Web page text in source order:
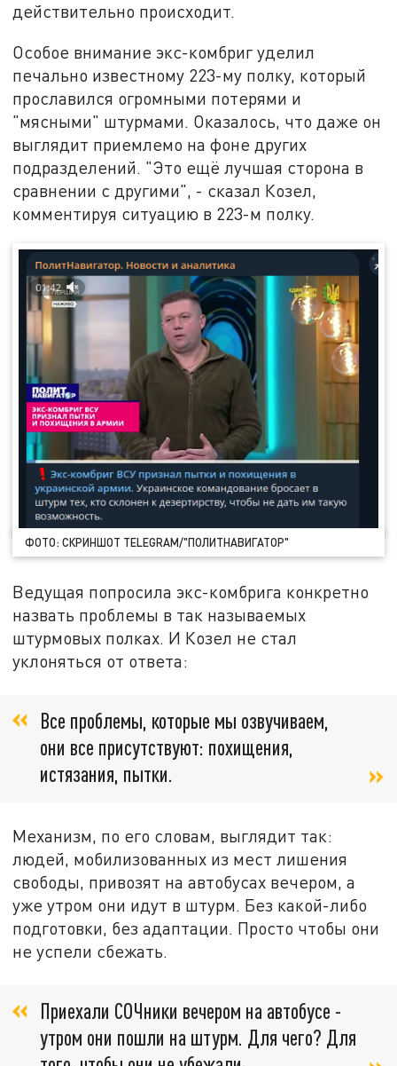
действительно происходит.
Особое внимание экс-комбриг уделил
печально известному 223-му полку, который
прославился огромными потерями и
"мясными" штурмами. Оказалось, что даже он
выглядит приемлемо на фоне других
подразделений. "Это ещё лучшая сторона в
сравнении с другими", - сказал Козел,
комментируя ситуацию в 223-м полку.
ФОТО: СКРИНШОТ TELEGRAM/"ПОЛИТНАВИГАТОР"
Ведущая попросила экс-комбрига конкретно
назвать проблемы в так называемых
штурмовых полках. И Козел не стал
уклоняться от ответа:
Все проблемы, которые мы озвучиваем,
они все присутствуют: похищения,
истязания, пытки.
Механизм, по его словам, выглядит так:
людей, мобилизованных из мест лишения
свободы, привозят на автобусах вечером, а
уже утром они идут в штурм. Без какой-либо
подготовки, без адаптации. Просто чтобы они
не успели сбежать.
Приехали СОЧники вечером на автобусе -
утром они пошли на штурм. Для чего? Для